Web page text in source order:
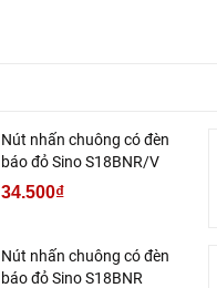
Nút nhấn chuông có đèn
báo đỏ Sino S18BNR/V
34.500₫
Nút nhấn chuông có đèn
báo đỏ Sino S18BNR